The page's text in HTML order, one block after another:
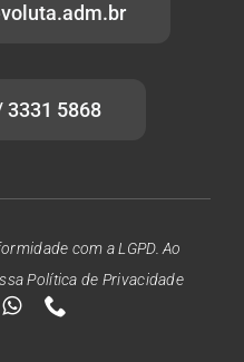
3331 5868
com a LGPD. Ao
Política de Privacidade